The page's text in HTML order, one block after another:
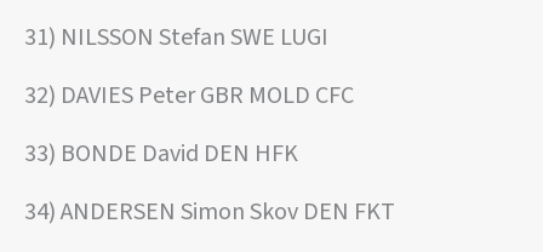
31) NILSSON Stefan SWE LUGI
32) DAVIES Peter GBR MOLD CFC
33) BONDE David DEN HFK
34) ANDERSEN Simon Skov DEN FKT